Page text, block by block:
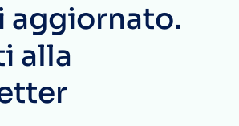
aggiornato.
alla